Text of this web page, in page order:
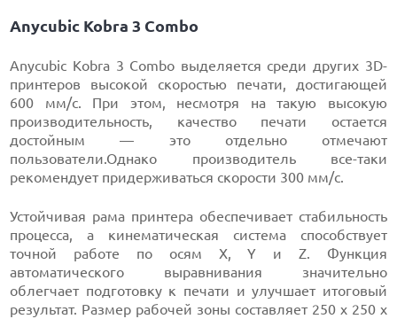
Anycubic Kobra 3 Combo
Anycubic Kobra 3 Combo выделяется среди других 3D-
принтеров высокой скоростью печати, достигающей
600 мм/с. При этом, несмотря на такую высокую
производительность, качество печати остается
достойным — это отдельно отмечают
пользователи.Однако производитель все-таки
рекомендует придерживаться скорости 300 мм/с.
Устойчивая рама принтера обеспечивает стабильность
процесса, а кинематическая система способствует
точной работе по осям X, Y и Z. Функция
автоматического выравнивания значительно
облегчает подготовку к печати и улучшает итоговый
результат. Размер рабочей зоны составляет 250 x 250 x